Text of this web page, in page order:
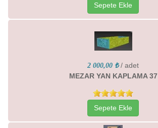
Sepete Ekle
2 000,00 ₺ / adet
MEZAR YAN KAPLAMA 37
Sepete Ekle